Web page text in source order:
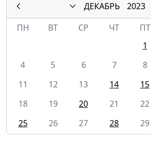
ДЕКАБРЬ
2023
ПН
ВТ СР ЧТ ПТ
1
4
5 6 7 8
11
12 13 14 15
18
19 20 21 22
25
26 27 28 29